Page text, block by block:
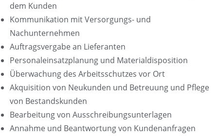
dem Kunden
Kommunikation mit Versorgungs- und
Nachunternehmen
Auftragsvergabe an Lieferanten
Personaleinsatzplanung und Materialdisposition
Überwachung des Arbeitsschutzes vor Ort
Akquisition von Neukunden und Betreuung und Pflege
von Bestandskunden
Bearbeitung von Ausschreibungsunterlagen
Annahme und Beantwortung von Kundenanfragen